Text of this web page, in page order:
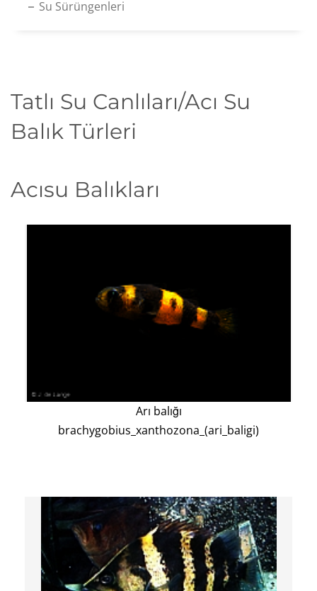
Su Sürüngenleri
Tatlı Su Canlıları/Acı Su
Balık Türleri
Acısu Balıkları
Arı balığı
brachygobius_xanthozona_(ari_baligi)